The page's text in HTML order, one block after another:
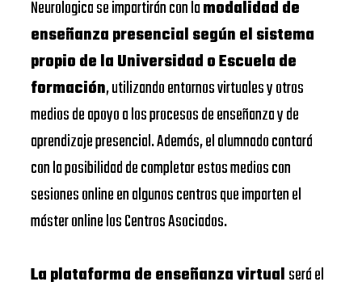
Neurologica se impartirán con lamodalidad de
enseñanza presencial según el sistema
propio de la Universidad o Escuela de
formación, utilizando entornos virtuales y otros
medios de apoyo a los procesos de enseñanza y de
aprendizaje presencial. Además, el alumnado contará
con la posibilidad de completar estos medios con
sesiones online en algunos centros que imparten el
máster online los Centros Asociados.
La plataforma de enseñanza virtualserá el